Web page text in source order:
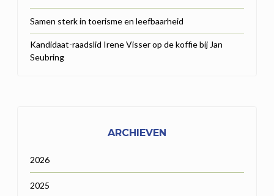
Samen sterk in toerisme en leefbaarheid
Kandidaat-raadslid Irene Visser op de koffie bij Jan
Seubring
ARCHIEVEN
2026
2025